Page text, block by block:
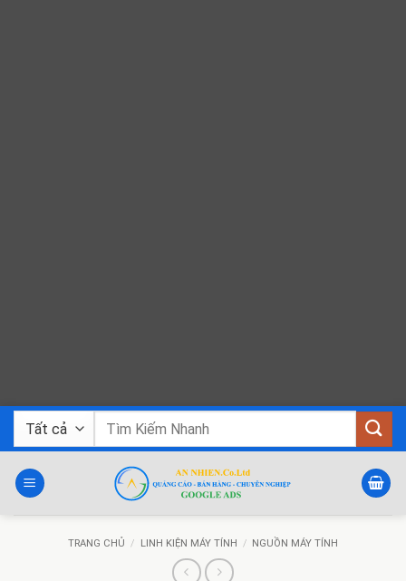
Bỏ
dung
Tìm
TRANG CHỦ / LINH KIỆN MÁY TÍNH / NGUỒN MÁY TÍNH